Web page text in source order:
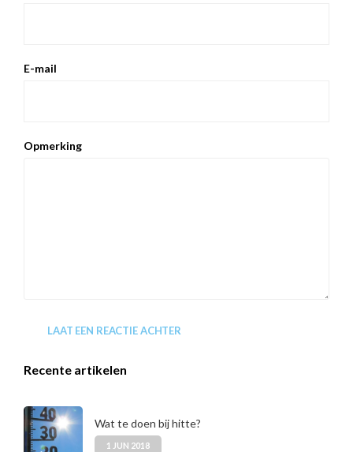
E-mail
Opmerking
LAAT EEN REACTIE ACHTER
Recente artikelen
Wat te doen bij hitte?
1 JUN 2018